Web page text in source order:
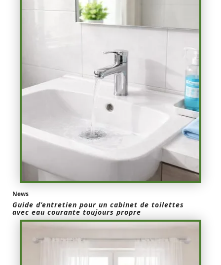
News
Guide d’entretien pour un cabinet de toilettes
avec eau courante toujours propre